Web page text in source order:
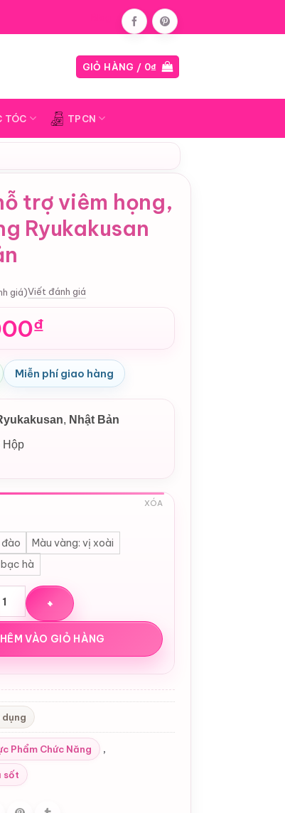
GIỎ HÀNG / 0₫
TÓC TPCN
trợ viêm họng,
Ryukakusan
giá)Viết đánh giá
₫
Miễn phí giao hàng
, Nhật Bản
Hộp
đào
Màu vàng: vị xoài
hà
XÓA
họng, đau họng Ryukakusan Nhật Bản số lượng
VÀO GIỎ HÀNG
dụng
Phẩm Chức Năng ,
sốt